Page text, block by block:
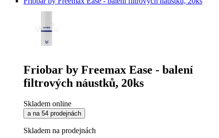
Friobar by Freemax Ease - balení
filtrových náustků, 20ks
Skladem online
a na 54 prodejnách
Skladem na prodejnách